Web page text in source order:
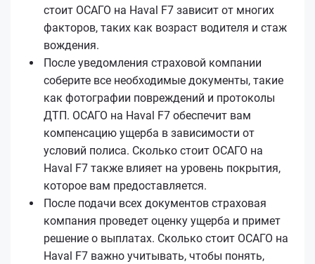
стоит ОСАГО на Haval F7 зависит от многих
факторов, таких как возраст водителя и стаж
вождения.
После уведомления страховой компании
соберите все необходимые документы, такие
как фотографии повреждений и протоколы
ДТП. ОСАГО на Haval F7 обеспечит вам
компенсацию ущерба в зависимости от
условий полиса. Сколько стоит ОСАГО на
Haval F7 также влияет на уровень покрытия,
которое вам предоставляется.
После подачи всех документов страховая
компания проведет оценку ущерба и примет
решение о выплатах. Сколько стоит ОСАГО на
Haval F7 важно учитывать, чтобы понять,